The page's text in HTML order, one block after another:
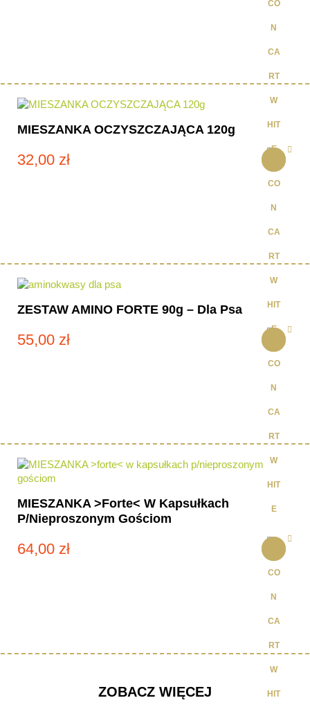
MIESZANKA OCZYSZCZAJĄCA 120g
32,00 zł
ZESTAW AMINO FORTE 90g – Dla Psa
55,00 zł
MIESZANKA >forte< W Kapsułkach
P/nieproszonym Gościom
64,00 zł
ZOBACZ WIĘCEJ